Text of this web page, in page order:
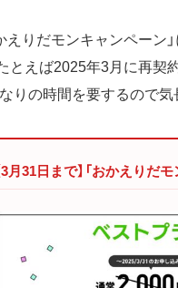
えりだモンキャンペーン
とえば2025年3月に再契
りの時間を要するので気
3月31日まで】「おかえりだ